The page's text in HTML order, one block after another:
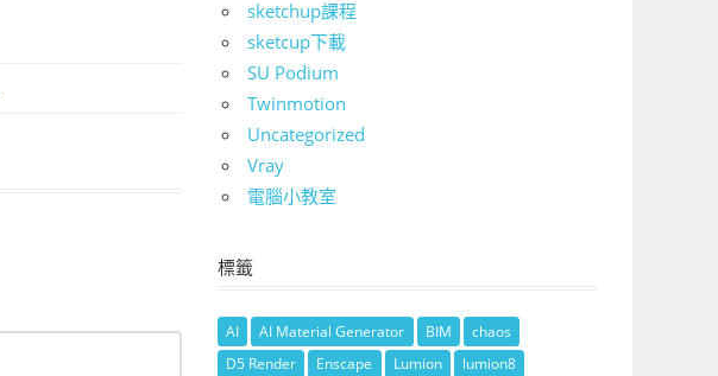
sketchup課程
sketcup下載
SU Podium
Twinmotion
Uncategorized
Vray
電腦小教室
標籤
AI AI Material Generator BIM
chaos
D5 Render
Enscape Lumion
lumion8